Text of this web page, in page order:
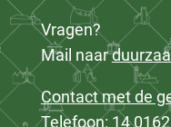
Vragen?
Mail naar
Contact met de
Telefoon: 14 0162